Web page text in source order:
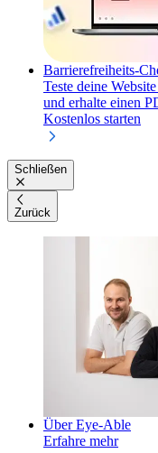
Barrierefreiheits-
Teste deine
und erhalte einen
Kostenlos starten
Schließen
Zurück
Über Eye-Able
Erfahre mehr